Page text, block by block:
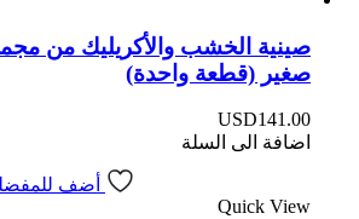
صينية الخشب والأكريليك من
صغير (قطعة واحدة)
USD141.00
اضافة الى السلة
أضف
Quick View